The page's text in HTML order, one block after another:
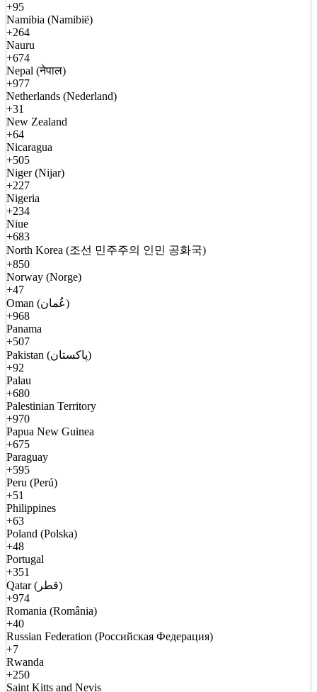
+95
Namibia (Namibië)
+264
Nauru
+674
Nepal (नेपाल)
+977
Netherlands (Nederland)
+31
New Zealand
+64
Nicaragua
+505
Niger (Nijar)
+227
Nigeria
+234
Niue
+683
North Korea (조선 민주주의 인민 공화국)
+850
Norway (Norge)
+47
Oman (عُمان)
+968
Panama
+507
Pakistan (پاکستان)
+92
Palau
+680
Palestinian Territory
+970
Papua New Guinea
+675
Paraguay
+595
Peru (Perú)
+51
Philippines
+63
Poland (Polska)
+48
Portugal
+351
Qatar (قطر)
+974
Romania (România)
+40
Russian Federation (Российская Федерация)
+7
Rwanda
+250
Saint Kitts and Nevis